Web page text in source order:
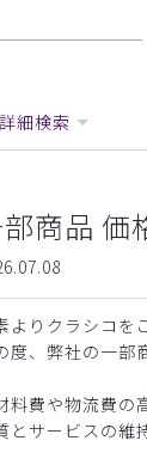
詳細検索
商品 価
よりクラシコを
度、弊社の一部
料費や物流費の
とサービスの維